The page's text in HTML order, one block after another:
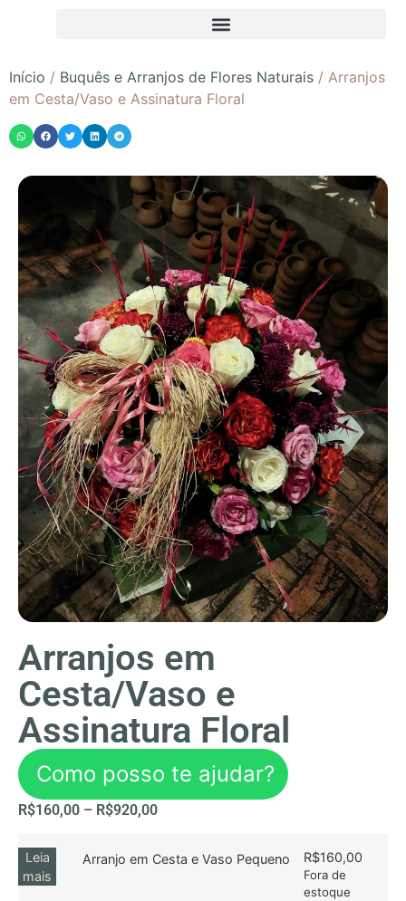
Início / Buquês e Arranjos de Flores Naturais / Arranjos
em Cesta/Vaso e Assinatura Floral
Arranjos em
Cesta/Vaso e
Assinatura Floral
Como posso te ajudar?
R$160,00 – R$920,00
Leia
mais
Arranjo em Cesta e Vaso Pequeno R$160,00
Fora de
estoque